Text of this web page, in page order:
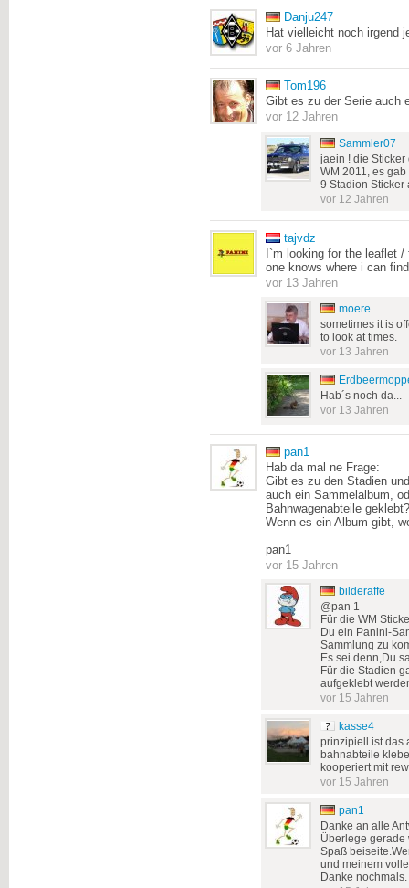
Danju247
Hat vielleicht noch irgend
vor 6 Jahren
Tom196
Gibt es zu der Serie auch
vor 12 Jahren
Sammler07
jaein ! die Sticker
WM 2011, es
9 Stadion Sticker
vor 12 Jahren
tajvdz
I`m looking for the leaflet
one knows where i can
vor 13 Jahren
moere
sometimes it is
to look at times.
vor 13 Jahren
Hab´s noch da...
vor 13 Jahren
pan1
Hab da mal ne Frage:
Gibt es zu den Stadien
auch ein Sammelalbum,
Bahnwagenabteile geklebt?
Wenn es ein Album gibt,
pan1
vor 15 Jahren
bilderaffe
@pan 1
Für die WM
Du ein Panini-
Sammlung zu
Es sei denn,Du
Für die Stadien
aufgeklebt
vor 15 Jahren
kasse4
prinzipiell ist das
bahnabteile
kooperiert mit
vor 15 Jahren
pan1
Danke an alle
Überlege gerade
Spaß
und meinem
Danke nochmals.